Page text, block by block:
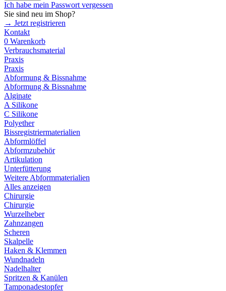
Ich habe mein Passwort vergessen
Sie sind neu im Shop?
→ Jetzt registrieren
Kontakt
0 Warenkorb
Verbrauchsmaterial
Praxis
Praxis
Abformung & Bissnahme
Abformung & Bissnahme
Alginate
A Silikone
C Silikone
Polyether
Bissregistriermaterialien
Abformlöffel
Abformzubehör
Artikulation
Unterfütterung
Weitere Abformmaterialien
Alles anzeigen
Chirurgie
Chirurgie
Wurzelheber
Zahnzangen
Scheren
Skalpelle
Haken & Klemmen
Wundnadeln
Nadelhalter
Spritzen & Kanülen
Tamponadestopfer